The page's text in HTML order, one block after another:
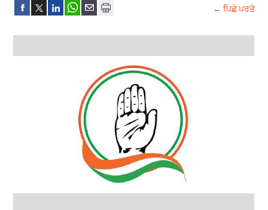
← ਪਿਛੇ ਪਰਤੋ